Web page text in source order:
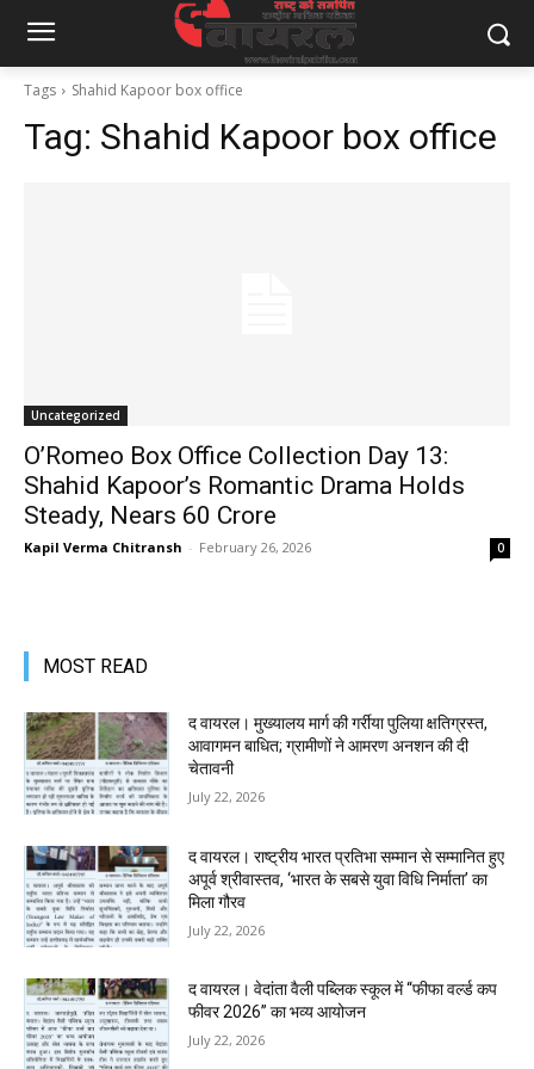
Tags Shahid Kapoor box office
Tag: Shahid Kapoor box office
Uncategorized
O’Romeo Box Office Collection Day 13:
Shahid Kapoor’s Romantic Drama Holds
Steady, Nears ₹60 Crore
Kapil Verma Chitransh - February 26, 2026 0
MOST READ
द वायरल। मुख्यालय मार्ग की गर्रीया पुलिया क्षतिग्रस्त,
आवागमन बाधित; ग्रामीणों ने आमरण अनशन की दी
चेतावनी
July 22, 2026
द वायरल। राष्ट्रीय भारत प्रतिभा सम्मान से सम्मानित हुए
अपूर्व श्रीवास्तव, ‘भारत के सबसे युवा विधि निर्माता’ का
मिला गौरव
July 22, 2026
द वायरल। वेदांता वैली पब्लिक स्कूल में “फीफा वर्ल्ड कप
फीवर 2026” का भव्य आयोजन
July 22, 2026